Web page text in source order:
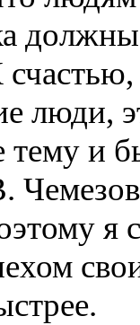
тему и
я